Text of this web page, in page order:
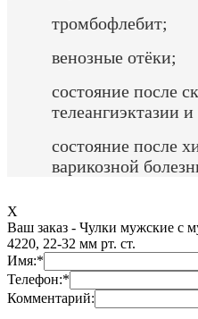
тромбофлебит;
венозные отёки;
состояние после
телеангиэктазии
состояние после
варикозной
X
Ваш заказ - Чулки мужские с
4220, 22-32 мм рт. ст.
Имя:*
Телефон:*
Комментарий: